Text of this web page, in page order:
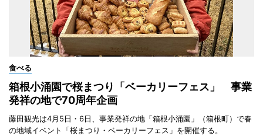
食べる
箱根小涌園で桜まつり「ベーカリーフェス」 事業
発祥の地で70周年企画
藤田観光は4月5日・6日、事業発祥の地「箱根小涌園」（箱根町）で春
の地域イベント「桜まつり・ベーカリーフェス」を開催する。